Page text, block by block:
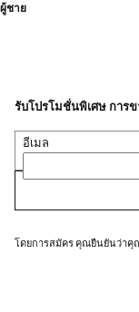
ผู้ชาย
รับโปรโมชั่นพิเศษ การ
อีเมล
โดยการสมัคร คุณยืนยันว่าคุ